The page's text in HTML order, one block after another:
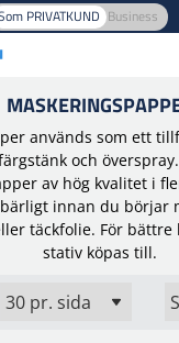
PRIVATKUND Business
används som ett
och
av hög kvalitet i
innan du börjar
täckfolie. För
stativ köpas till.